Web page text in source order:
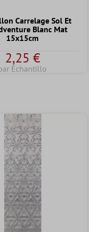
Carrelage Sol Et
Blanc Mat
15x15cm
2,25 €
Échantillo